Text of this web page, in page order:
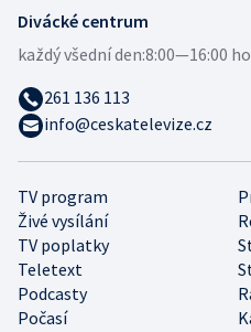
TV program
Živé vysílání
TV poplatky
Teletext
Podcasty
Počasí
Divácké centrum
každý všední den:8:00—16:00
261 136 113
info@ceskatelevize.cz